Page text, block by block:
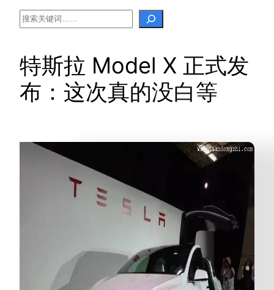
Search
特斯拉 Model X 正式发
布：这次真的没白等